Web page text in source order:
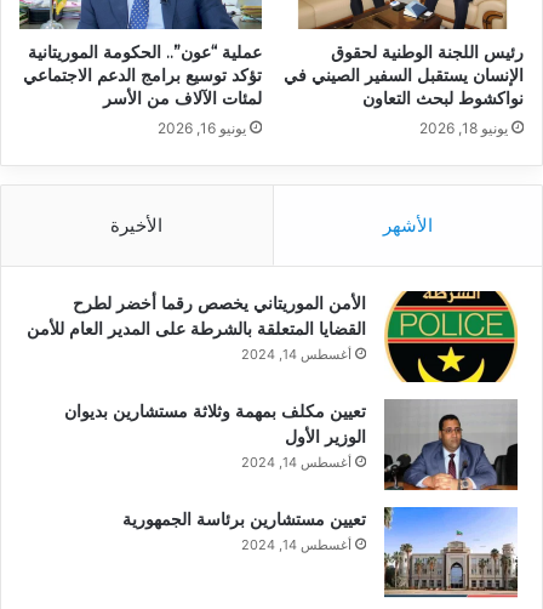
رئيس اللجنة الوطنية لحقوق
الإنسان يستقبل السفير الصيني في
نواكشوط لبحث التعاون
يونيو 18, 2026
عملية “عون”.. الحكومة الموريتانية
تؤكد توسيع برامج الدعم الاجتماعي
لمئات الآلاف من الأسر
يونيو 16, 2026
الأشهر الأخيرة
الأمن الموريتاني يخصص رقما أخضر لطرح
القضايا المتعلقة بالشرطة على المدير العام للأمن
أغسطس 14, 2024
تعيين مكلف بمهمة وثلاثة مستشارين بديوان
الوزير الأول
أغسطس 14, 2024
تعيين مستشارين برئاسة الجمهورية
أغسطس 14, 2024